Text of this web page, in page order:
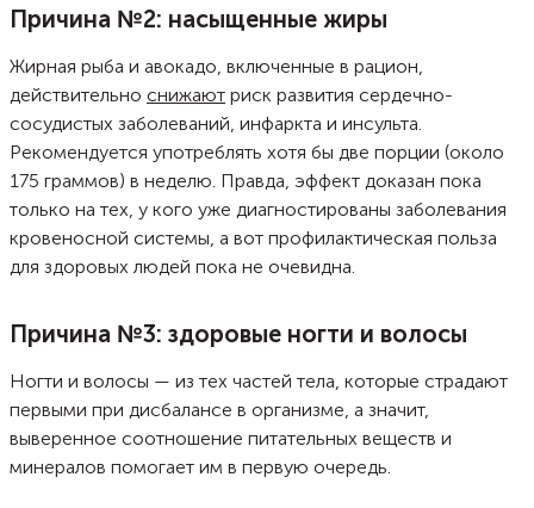
Причина №2: насыщенные жиры
Жирная рыба и авокадо, включенные в рацион,
действительно снижают риск развития сердечно-
сосудистых заболеваний, инфаркта и инсульта.
Рекомендуется употреблять хотя бы две порции (около
175 граммов) в неделю. Правда, эффект доказан пока
только на тех, у кого уже диагностированы заболевания
кровеносной системы, а вот профилактическая польза
для здоровых людей пока не очевидна.
Причина №3: здоровые ногти и волосы
Ногти и волосы — из тех частей тела, которые страдают
первыми при дисбалансе в организме, а значит,
выверенное соотношение питательных веществ и
минералов помогает им в первую очередь.